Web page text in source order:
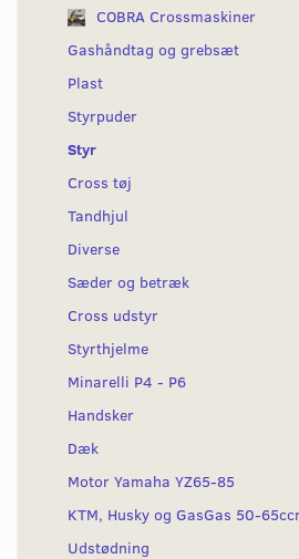
COBRA Crossmaskiner
Gashåndtag og grebsæt
Plast
Styrpuder
Styr
Cross tøj
Tandhjul
Diverse
Sæder og betræk
Cross udstyr
Styrthjelme
Minarelli P4 - P6
Handsker
Dæk
Motor Yamaha YZ65-85
KTM, Husky og GasGas 50-
Udstødning